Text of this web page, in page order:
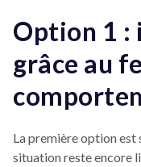
Option 1
grâce au
La première option est
situation reste encore